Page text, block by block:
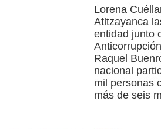
Lorena
Atltzayanca
entidad junto
Raquel
nacional
mil personas
más de seis